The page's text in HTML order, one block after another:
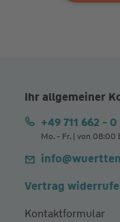
Ihr allgemeiner
+49 711 662 - 0
Mo. - Fr. | von 08:00
Vertrag
Kontaktformular